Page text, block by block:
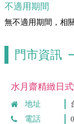
不適用期間
無不適用期間，相
門市資訊
水月齋精緻日
地址
電話